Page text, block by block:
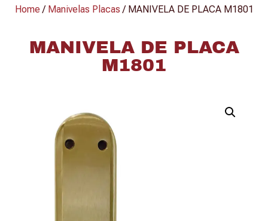
Home/ Manivelas Placas / MANIVELA DE PLACA M1801
MANIVELA DE PLACA
M1801